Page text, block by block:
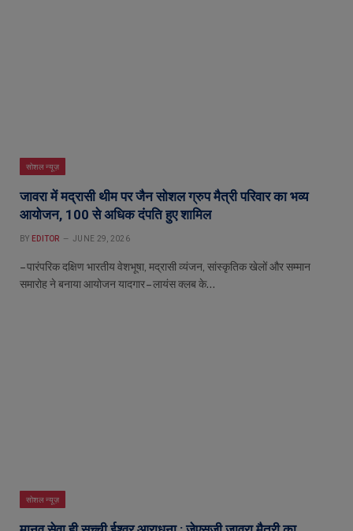
सोशल न्यूज़
जावरा में मद्रासी थीम पर जैन सोशल ग्रुप मैत्री परिवार का भव्य
आयोजन, 100 से अधिक दंपति हुए शामिल
BY EDITOR JUNE 29, 2026
– पारंपरिक दक्षिण भारतीय वेशभूषा, मद्रासी व्यंजन, सांस्कृतिक खेलों और सम्मान
समारोह ने बनाया आयोजन यादगार – लायंस क्लब के…
सोशल न्यूज़